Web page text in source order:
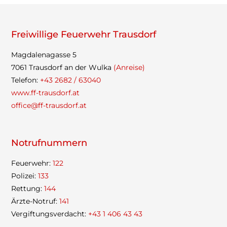
Frei­wil­lige Feu­er­wehr Trausdorf
Mag­da­le­na­gasse 5
7061 Traus­dorf an der Wulka (Anreise)
Tele­fon: +43 2682 / 63040
www.ff-trausdorf.at
office@ff-trausdorf.at
Not­ruf­num­mern
Feu­er­wehr:122
Poli­zei:133
Ret­tung:144
Ärzte-Not­ruf:141
Ver­gif­tungs­ver­dacht: +43 1 406 43 43